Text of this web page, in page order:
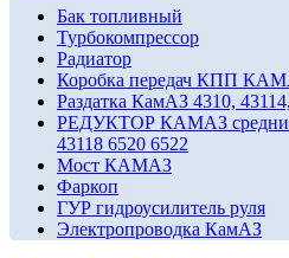
Бак топливный
Турбокомпрессор
Радиатор
Коробка передач КПП
Раздатка КамАЗ 4310,
РЕДУКТОР КАМАЗ средний
43118 6520 6522
Мост КАМАЗ
Фаркоп
ГУР гидроусилитель руля
Электропроводка КамАЗ